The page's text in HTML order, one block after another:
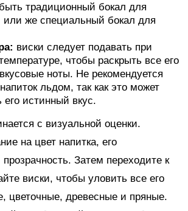
традиционный бокал для
или же специальный бокал для
виски следует подавать при
чтобы раскрыть все его
ноты. Не рекомендуется
льдом, так как это может
его истинный вкус.
с визуальной оценки.
на цвет напитка, его
Затем переходите к
виски, чтобы уловить все его
цветочные, древесные и пряные.